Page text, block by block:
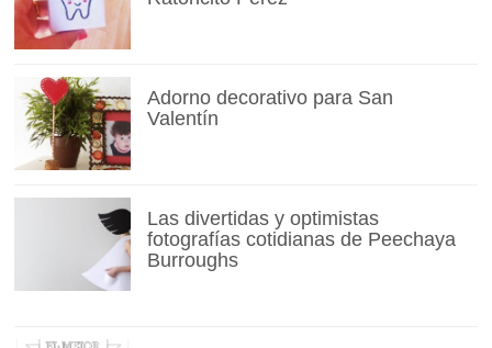
Adorno decorativo para San
Valentín
Las divertidas y optimistas
fotografías cotidianas de Peechaya
Burroughs